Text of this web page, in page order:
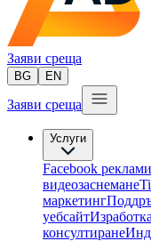
Заяви среща
BG EN
Заяви среща
Услуги
Facebook реклами
видеозаснемане
маркетинг
уебсайт
консултиране​